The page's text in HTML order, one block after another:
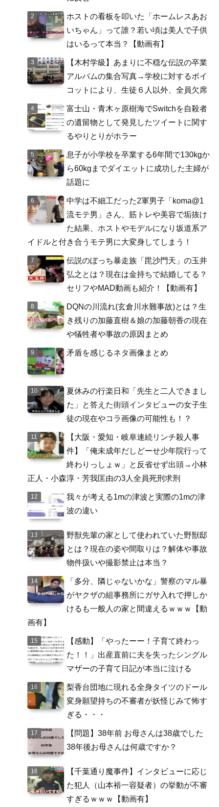
ホストの看板を叩いた「ホームレスあお
いちゃん」って誰？若い頃は美人で子供
はいるって本当？【動画有】
【木村学級】あまりに不穏な伝説の卒業
アルバムの集合写真→学校に対するボイ
コットにより、生徒６人以外、全員欠席
富士山・青木ヶ原樹海でSwitchを自殺者
の遺留物として発見したツイートに関す
るやりとりがホラー
息子が小学校を卒業する6年間で130kgか
ら60kgまでダイエットに成功した主婦が
話題に
中学は不細工だった2軍男子「koma@1
流モテ男」さん、筋トレや美容で垢抜け
た結果、ホストやモデルになり坂道系ア
イドルと付き合うモテ男に大変身してしまう！
伝説のぼっち暴走族「毘沙門天」の玉井
弘之とは？現在は金持ちで結婚してる？
セリフやMAD動画も紹介！【動画有】
DQNの川流れ(玄倉川水難事故)とは？生
き残りの加藤直樹＆娘の加藤朝香の現在
や犠牲者や事故の原因まとめ
矛盾を感じるネタ画像まとめ
夏休みの行楽日和「先生と二人できまし
た」と答えた街頭インタビューの女子生
徒の現在やコラ画像の可能性も！？
【大阪・愛知・岐阜連続リンチ殺人事
件】「俺未成年だしどーせ少年院行って
終わりっしょｗ」と反省せず出頭→小林
正人・小森淳・芳我匡由の3人全員死刑求刑
我々が考える1mの津波と実際の1mの津
波の違い
野獣先輩の家として使われていた野獣邸
とは？現在の姿や間取りは？解体や事故
物件扱いや撮影禁止は本当？
「多分、隣じゃないかな」警察のマル暴
がヤクザの組事務所にガサ入れで押しか
けるも一般人の家と間違えるｗｗｗ【動
画有】
【感動】「やったーー！子育て終わっ
た！！」出産直前に夫を失ったシングル
マザーの子育て日記が本当に泣ける
梨香台団地に現れる全身タイツのドール
変身願望持ちの不審者が妖怪じみて怖す
ぎる・・・
【問題】38年前 お母さんは38歳でした
38年後お母さんは何歳ですか？
【千葉通り魔事件】インタビューに応じ
た犯人（山本裕一容疑者）の挙動が不審
すぎるｗｗｗ【動画有】